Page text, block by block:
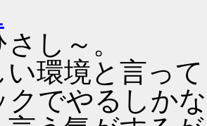
し～。
環境と言っ
クでやるしか